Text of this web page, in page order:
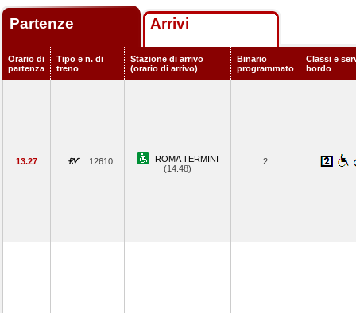
Partenze Arrivi
Orario di
partenza
Tipo e n. di
treno
Stazione di arrivo
(orario di arrivo)
Binario
programmato
Classi e
bordo
13.27 12610
ROMA TERMINI
(14.48)
2